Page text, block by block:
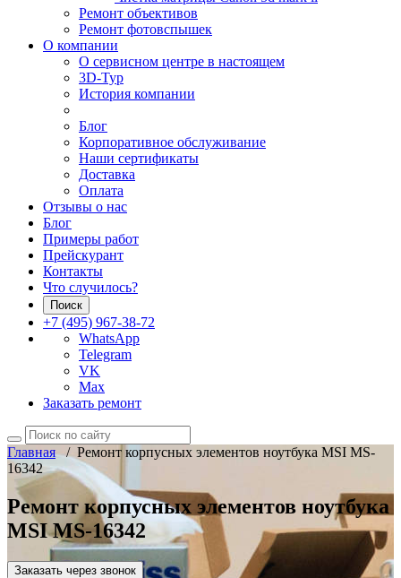
Ремонт объективов
Ремонт фотовспышек
О компании
О сервисном центре в настоящем
3D-Тур
История компании
Блог
Корпоративное обслуживание
Наши сертификаты
Доставка
Оплата
Отзывы о нас
Блог
Примеры работ
Прейскурант
Контакты
Что случилось?
Поиск
+7 (495) 967-38-72
WhatsApp
Telegram
VK
Max
Заказать ремонт
Главная/ Ремонт корпусных элементов ноутбука MSI MS-
16342
Ремонт корпусных элементов ноутбука
MSI MS-16342
Заказать через звонок